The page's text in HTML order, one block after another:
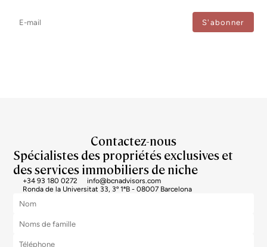
Contactez-nous
Spécialistes des propriétés exclusives et
des services immobiliers de niche
+34 93 180 0272
info@bcnadvisors.com
Ronda de la Universitat 33, 3º 1ªB - 08007 Barcelona